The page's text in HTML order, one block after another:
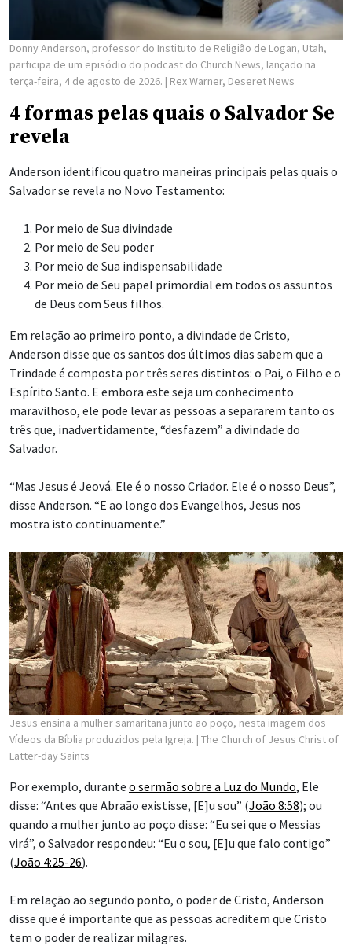
Donny Anderson, professor do Instituto de Religião de Logan, Utah,
participa de um episódio do podcast do Church News, lançado na
terça-feira, 4 de agosto de 2026. | Rex Warner, Deseret News
4 formas pelas quais o Salvador Se
revela
Anderson identificou quatro maneiras principais pelas quais o
Salvador se revela no Novo Testamento:
Por meio de Sua divindade
Por meio de Seu poder
Por meio de Sua indispensabilidade
Por meio de Seu papel primordial em todos os assuntos
de Deus com Seus filhos.
Em relação ao primeiro ponto, a divindade de Cristo,
Anderson disse que os santos dos últimos dias sabem que a
Trindade é composta por três seres distintos: o Pai, o Filho e o
Espírito Santo. E embora este seja um conhecimento
maravilhoso, ele pode levar as pessoas a separarem tanto os
três que, inadvertidamente, “desfazem” a divindade do
Salvador.
“Mas Jesus é Jeová. Ele é o nosso Criador. Ele é o nosso Deus”,
disse Anderson. “E ao longo dos Evangelhos, Jesus nos
mostra isto continuamente.”
Jesus ensina a mulher samaritana junto ao poço, nesta imagem dos
Vídeos da Bíblia produzidos pela Igreja. | The Church of Jesus Christ of
Latter-day Saints
Por exemplo, durante o sermão sobre a Luz do Mundo, Ele
disse: “Antes que Abraão existisse, [E]u sou” (João 8:58); ou
quando a mulher junto ao poço disse: “Eu sei que o Messias
virá”, o Salvador respondeu: “Eu o sou, [E]u que falo contigo”
(João 4:25-26).
Em relação ao segundo ponto, o poder de Cristo, Anderson
disse que é importante que as pessoas acreditem que Cristo
tem o poder de realizar milagres.